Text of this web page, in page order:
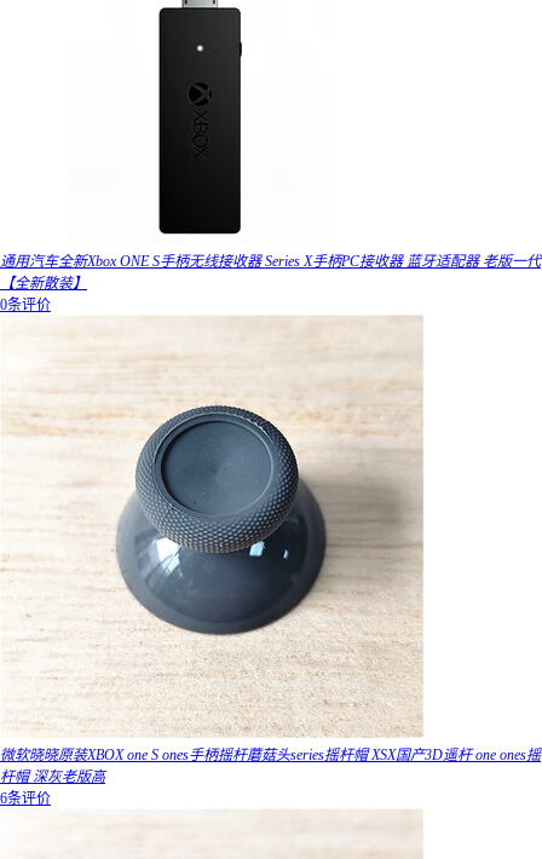
通用汽车全新Xbox ONE S手柄无线接收器 Series X手柄PC接收器 蓝牙适配器 老版一代
【全新散装】
0条评价
微软晓晓原装XBOX one S ones手柄摇杆蘑菇头series摇杆帽 XSX国产3D遥杆 one ones摇
杆帽 深灰老版高
6条评价